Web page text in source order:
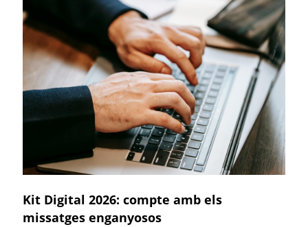
Kit Digital 2026: compte amb els
missatges enganyosos